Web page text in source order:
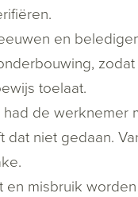
en
toelaat.
de werknemer
dat niet gedaan.
en misbruik